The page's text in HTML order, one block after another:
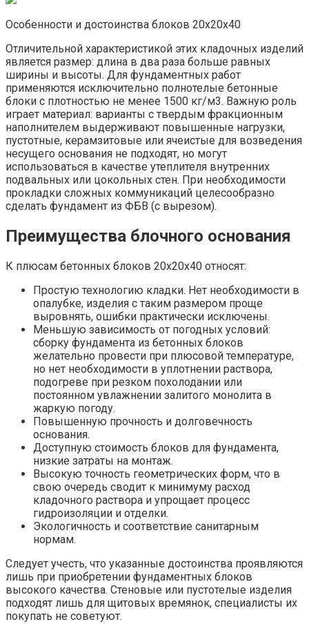
Особенности и достоинства блоков 20х20х40
Отличительной характеристикой этих кладочных изделий
является размер: длина в два раза больше равных
ширины и высоты. Для фундаментных работ
применяются исключительно полнотелые бетонные
блоки с плотностью не менее 1500 кг/м3. Важную роль
играет материал: варианты с твердым фракционным
наполнителем выдерживают повышенные нагрузки,
пустотные, керамзитовые или ячеистые для возведения
несущего основания не подходят, но могут
использоваться в качестве утеплителя внутренних
подвальных или цокольных стен. При необходимости
прокладки сложных коммуникаций целесообразно
сделать фундамент из ФБВ (с вырезом).
Преимущества блочного основания
К плюсам бетонных блоков 20х20х40 относят:
Простую технологию кладки. Нет необходимости в
опалубке, изделия с таким размером проще
выровнять, ошибки практически исключены.
Меньшую зависимость от погодных условий:
сборку фундамента из бетонных блоков
желательно провести при плюсовой температуре,
но нет необходимости в уплотнении раствора,
подогреве при резком похолодании или
постоянном увлажнении залитого монолита в
жаркую погоду.
Повышенную прочность и долговечность
основания.
Доступную стоимость блоков для фундамента,
низкие затраты на монтаж.
Высокую точность геометрических форм, что в
свою очередь сводит к минимуму расход
кладочного раствора и упрощает процесс
гидроизоляции и отделки.
Экологичность и соответствие санитарным
нормам.
Следует учесть, что указанные достоинства проявляются
лишь при приобретении фундаментных блоков
высокого качества. Стеновые или пустотелые изделия
подходят лишь для щитовых времянок, специалисты их
покупать не советуют.